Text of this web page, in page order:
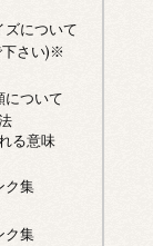
ズについて
さい)※
について
意味
ク集
ク集